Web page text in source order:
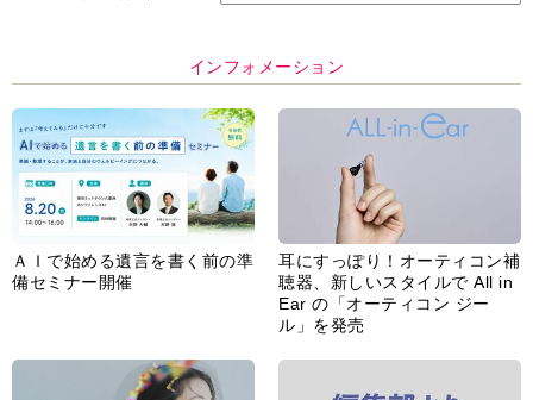
インフォメーション
ＡＩで始める遺言を書く前の準
備セミナー開催
耳にすっぽり！オーティコン補
聴器、新しいスタイルで All in
Ear の「オーティコン ジー
ル」を発売